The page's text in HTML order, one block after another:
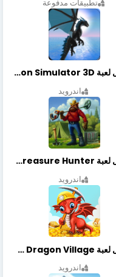
تطبيقات مدفوعة
تحميل لعبة Dragon Simulator 3D مهكرة أخر إصدار
اندرويد
تحميل لعبة Treasure Hunter مهكرة أخر إصدار
اندرويد
تحميل لعبة Dragon Village مهكرة أخر إصدار
اندرويد